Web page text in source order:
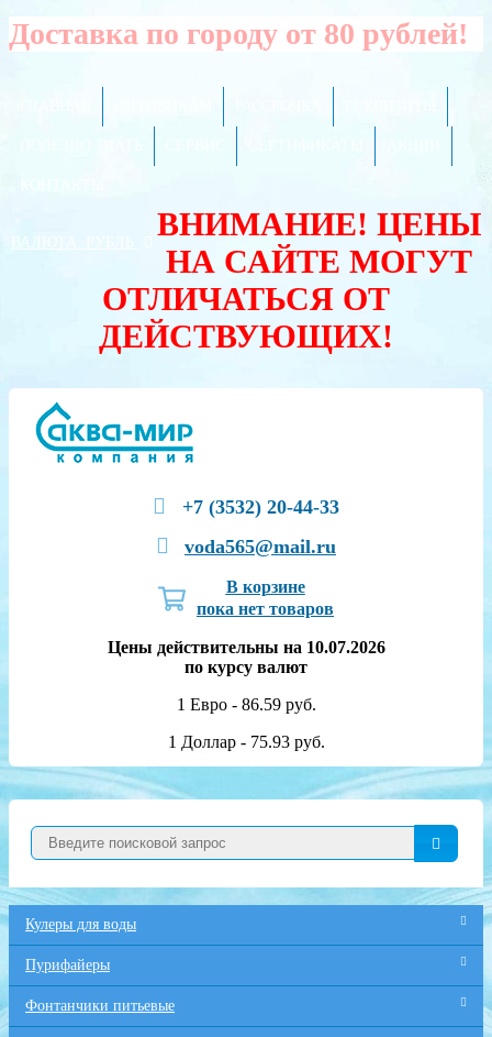
Доставка по городу от 80 рублей!
ВАЛЮТА:
ВНИМАНИЕ! ЦЕНЫ
НА САЙТЕ МОГУТ
ОТЛИЧАТЬСЯ ОТ
ДЕЙСТВУЮЩИХ!
+7 (3532) 20-44-33
voda565@mail.ru
В корзине
пока нет товаров
Цены действительны на 10.07.2026
по курсу валют
1 Евро - 86.59 руб.
1 Доллар - 75.93 руб.
Кулеры для воды
Пурифайеры
Фонтанчики питьевые